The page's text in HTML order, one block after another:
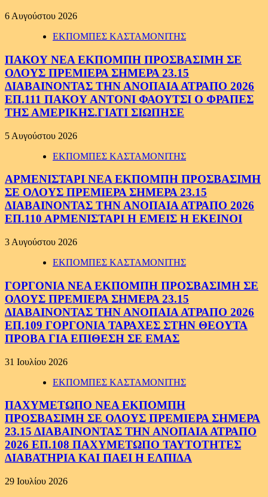
6 Αυγούστου 2026
ΕΚΠΟΜΠΕΣ ΚΑΣΤΑΜΟΝΙΤΗΣ
ΠΑΚΟΥ ΝΕΑ ΕΚΠΟΜΠΗ ΠΡΟΣΒΑΣΙΜΗ ΣΕ
ΟΛΟΥΣ ΠΡΕΜΙΕΡΑ ΣΗΜΕΡΑ 23.15
ΔΙΑΒΑΙΝΟΝΤΑΣ ΤΗΝ ΑΝΟΠΑΙΑ ΑΤΡΑΠΟ 2026
ΕΠ.111 ΠΑΚΟΥ ΑΝΤΟΝΙ ΦΑΟΥΤΣΙ Ο ΦΡΑΠΕΣ
ΤΗΣ ΑΜΕΡΙΚΗΣ.ΓΙΑΤΙ ΣΙΩΠΗΣΕ
5 Αυγούστου 2026
ΕΚΠΟΜΠΕΣ ΚΑΣΤΑΜΟΝΙΤΗΣ
ΑΡΜΕΝΙΣΤΑΡΙ ΝΕΑ ΕΚΠΟΜΠΗ ΠΡΟΣΒΑΣΙΜΗ
ΣΕ ΟΛΟΥΣ ΠΡΕΜΙΕΡΑ ΣΗΜΕΡΑ 23.15
ΔΙΑΒΑΙΝΟΝΤΑΣ ΤΗΝ ΑΝΟΠΑΙΑ ΑΤΡΑΠΟ 2026
ΕΠ.110 ΑΡΜΕΝΙΣΤΑΡΙ Η ΕΜΕΙΣ Η ΕΚΕΙΝΟΙ
3 Αυγούστου 2026
ΕΚΠΟΜΠΕΣ ΚΑΣΤΑΜΟΝΙΤΗΣ
ΓΟΡΓΟΝΙΑ ΝΕΑ ΕΚΠΟΜΠΗ ΠΡΟΣΒΑΣΙΜΗ ΣΕ
ΟΛΟΥΣ ΠΡΕΜΙΕΡΑ ΣΗΜΕΡΑ 23.15
ΔΙΑΒΑΙΝΟΝΤΑΣ ΤΗΝ ΑΝΟΠΑΙΑ ΑΤΡΑΠΟ 2026
ΕΠ.109 ΓΟΡΓΟΝΙΑ ΤΑΡΑΧΕΣ ΣΤΗΝ ΘΕΟΥΤΑ
ΠΡΟΒΑ ΓΙΑ ΕΠΙΘΕΣΗ ΣΕ ΕΜΑΣ
31 Ιουλίου 2026
ΕΚΠΟΜΠΕΣ ΚΑΣΤΑΜΟΝΙΤΗΣ
ΠΑΧΥΜΕΤΩΠΟ ΝΕΑ ΕΚΠΟΜΠΗ
ΠΡΟΣΒΑΣΙΜΗ ΣΕ ΟΛΟΥΣ ΠΡΕΜΙΕΡΑ ΣΗΜΕΡΑ
23.15 ΔΙΑΒΑΙΝΟΝΤΑΣ ΤΗΝ ΑΝΟΠΑΙΑ ΑΤΡΑΠΟ
2026 ΕΠ.108 ΠΑΧΥΜΕΤΩΠΟ ΤΑΥΤΟΤΗΤΕΣ
ΔΙΑΒΑΤΗΡΙΑ ΚΑΙ ΠΑΕΙ Η ΕΛΠΙΔΑ
29 Ιουλίου 2026